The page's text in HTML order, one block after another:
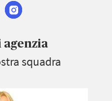
agenzia
squadra